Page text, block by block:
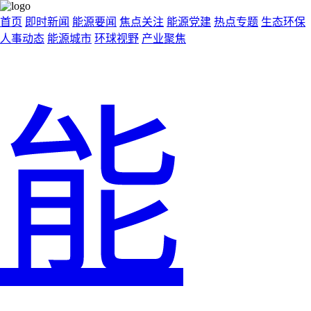
首页 即时新闻 能源要闻 焦点关注 能源党建 热点专题 生态环保
人事动态 能源城市 环球视野 产业聚焦
能